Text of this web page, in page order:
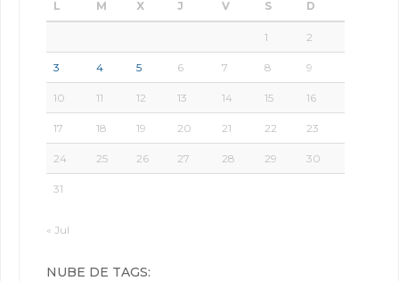
L M X J V S D
1 2
3 4 5 6 7 8 9
10 11 12 13 14 15 16
17 18 19 20 21 22 23
24 25 26 27 28 29 30
31
« Jul
NUBE DE TAGS: